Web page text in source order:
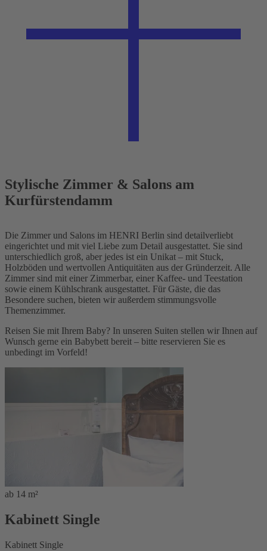
Stylische Zimmer & Salons am
Kurfürstendamm
Die Zimmer und Salons im HENRI Berlin sind detailverliebt
eingerichtet und mit viel Liebe zum Detail ausgestattet. Sie sind
unterschiedlich groß, aber jedes ist ein Unikat – mit Stuck,
Holzböden und wertvollen Antiquitäten aus der Gründerzeit. Alle
Zimmer sind mit einer Zimmerbar, einer Kaffee- und Teestation
sowie einem Kühlschrank ausgestattet. Für Gäste, die das
Besondere suchen, bieten wir außerdem stimmungsvolle
Themenzimmer.
Reisen Sie mit Ihrem Baby? In unseren Suiten stellen wir Ihnen auf
Wunsch gerne ein Babybett bereit – bitte reservieren Sie es
unbedingt im Vorfeld!
ab 14 m²
Kabinett Single
Kabinett Single